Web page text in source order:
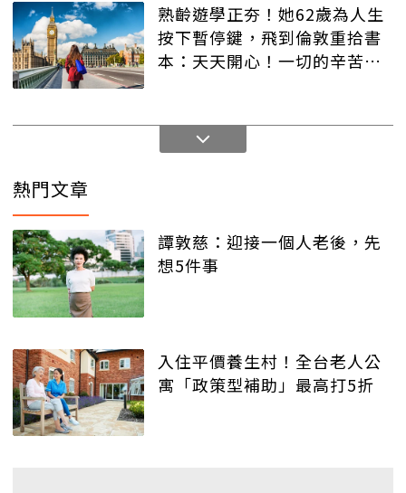
熟齡遊學正夯！她62歲為人生
按下暫停鍵，飛到倫敦重拾書
本：天天開心！一切的辛苦都
熱門文章
譚敦慈：迎接一個人老後，先
想5件事
入住平價養生村！全台老人公
寓「政策型補助」最高打5折